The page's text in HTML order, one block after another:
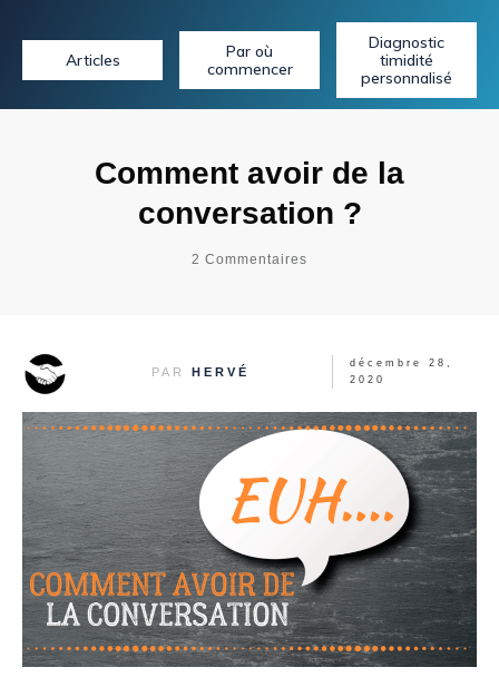
Articles
Par où
commencer
Diagnostic
timidité
personnalisé
Comment avoir de la
conversation ?
2 Commentaires
PAR HERVÉ
décembre 28,
2020